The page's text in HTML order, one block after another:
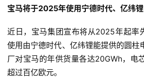
宝马将于2025年使用宁德时代、亿纬
近日，宝马集团宣布将从2025年起率
使用由宁德时代、亿纬锂能提供的圆柱
厂对宝马的年供货量各达20GWh，电
超过百亿欧元。